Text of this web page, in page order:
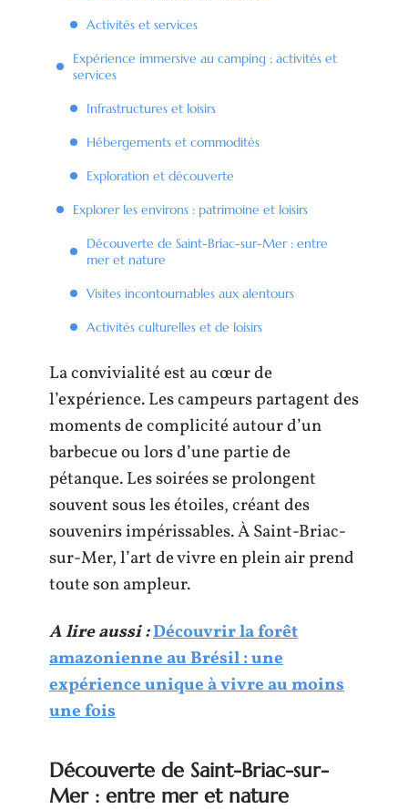
Activités et services
Expérience immersive au camping : activités et
services
Infrastructures et loisirs
Hébergements et commodités
Exploration et découverte
Explorer les environs : patrimoine et loisirs
Découverte de Saint-Briac-sur-Mer : entre
mer et nature
Visites incontournables aux alentours
Activités culturelles et de loisirs
La convivialité est au cœur de
l’expérience. Les campeurs partagent des
moments de complicité autour d’un
barbecue ou lors d’une partie de
pétanque. Les soirées se prolongent
souvent sous les étoiles, créant des
souvenirs impérissables. À Saint-Briac-
sur-Mer, l’art de vivre en plein air prend
toute son ampleur.
A lire aussi :Découvrir la forêt
amazonienne au Brésil : une
expérience unique à vivre au moins
une fois
Découverte de Saint-Briac-sur-
Mer : entre mer et nature